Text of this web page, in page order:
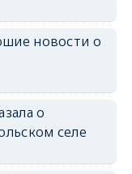
новости о
о
селе